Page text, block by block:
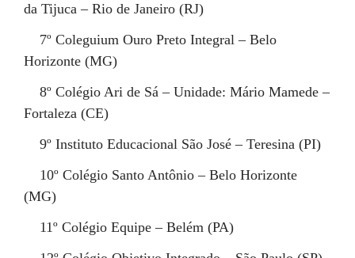
da Tijuca – Rio de Janeiro (RJ)
7º Coleguium Ouro Preto Integral – Belo
Horizonte (MG)
8º Colégio Ari de Sá – Unidade: Mário Mamede –
Fortaleza (CE)
9º Instituto Educacional São José – Teresina (PI)
10º Colégio Santo Antônio – Belo Horizonte
(MG)
11º Colégio Equipe – Belém (PA)